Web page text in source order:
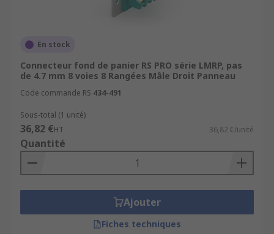
En stock
Connecteur fond de panier RS PRO série LMRP, pas
de 4.7 mm 8 voies 8 Rangées Mâle Droit Panneau
Code commande RS 434-491
Sous-total (1 unité)
36,82 €HT 36,82 €/unité
Quantité
Ajouter
Fiches techniques